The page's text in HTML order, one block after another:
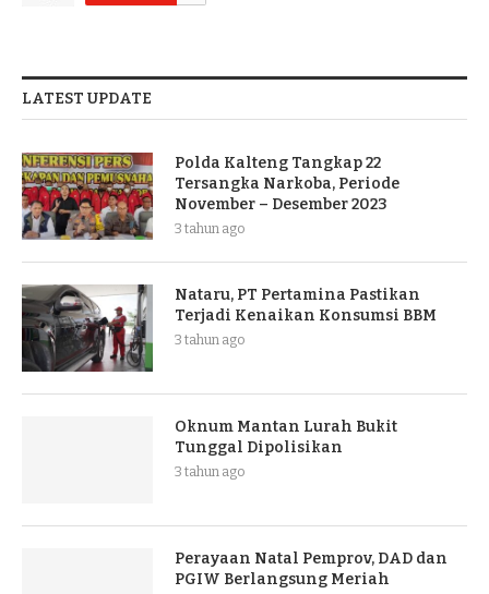
LATEST UPDATE
Polda Kalteng Tangkap 22
Tersangka Narkoba, Periode
November – Desember 2023
3 tahun ago
Nataru, PT Pertamina Pastikan
Terjadi Kenaikan Konsumsi BBM
3 tahun ago
Oknum Mantan Lurah Bukit
Tunggal Dipolisikan
3 tahun ago
Perayaan Natal Pemprov, DAD dan
PGIW Berlangsung Meriah